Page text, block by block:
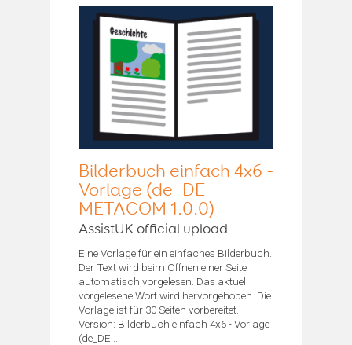
Bilderbuch einfach 4x6 -
Vorlage (de_DE
METACOM 1.0.0)
AssistUK official upload
Eine Vorlage für ein einfaches Bilderbuch.
Der Text wird beim Öffnen einer Seite
automatisch vorgelesen. Das aktuell
vorgelesene Wort wird hervorgehoben. Die
Vorlage ist für 30 Seiten vorbereitet.
Version: Bilderbuch einfach 4x6 - Vorlage
(de_DE...